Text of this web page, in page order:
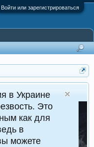
Войти или зарегистрироваться